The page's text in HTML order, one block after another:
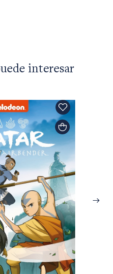
interesar